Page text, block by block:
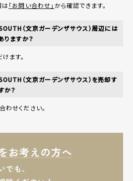
は「お問い合わせ」 から確認できます。
（文京ガーデンザサウス）周辺には
りますか？
ます。
（文京ガーデンザサウス）を売却す
か？
わせください。